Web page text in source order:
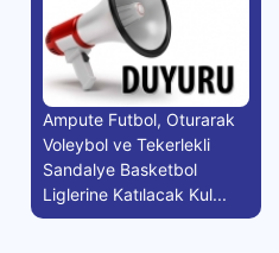
Ampute Futbol, Oturarak
Voleybol ve Tekerlekli
Sandalye Basketbol
Liglerine Katılacak Kul...